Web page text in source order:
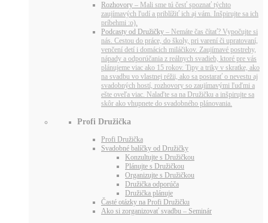
Rozhovory – Mali sme tú česť spoznať týchto
zaujímavých ľudí a priblížiť ich aj vám. Inšpirujte sa ich
príbehmi :o).
Podcasty od Družičky – Nemáte čas čítať? Vypočujte si
nás. Cestou do práce, do školy, pri varení či upratovaní,
venčení detí i domácich miláčikov. Zaujímavé postrehy,
nápady a odporúčania z reálnych svadieb, ktoré pre vás
plánujeme viac ako 15 rokov. Tipy a triky v skratke, ako
na svadbu vo vlastnej réžii, ako sa postarať o nevestu aj
svadobných hostí, rozhovory so zaujímavými ľuďmi a
ešte oveľa viac. Nalaďte sa na Družičku a inšpirujte sa
skôr ako vhupnete do svadobného plánovania.
Profi Družička
Profi Družička
Svadobné balíčky od Družičky
Konzultujte s Družičkou
Plánujte s Družičkou
Organizujte s Družičkou
Družička odporúča
Družička plánuje
Časté otázky na Profi Družičku
Ako si zorganizovať svadbu – Seminár